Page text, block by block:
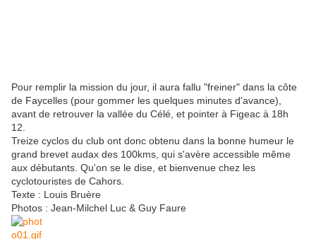
Pour remplir la mission du jour, il aura fallu "freiner" dans la côte
de Faycelles (pour gommer les quelques minutes d'avance),
avant de retrouver la vallée du Célé, et pointer à Figeac à 18h
12.
Treize cyclos du club ont donc obtenu dans la bonne humeur le
grand brevet audax des 100kms, qui s'avère accessible même
aux débutants. Qu'on se le dise, et bienvenue chez les
cyclotouristes de Cahors.
Texte : Louis Bruère
Photos : Jean-Milchel Luc & Guy Faure